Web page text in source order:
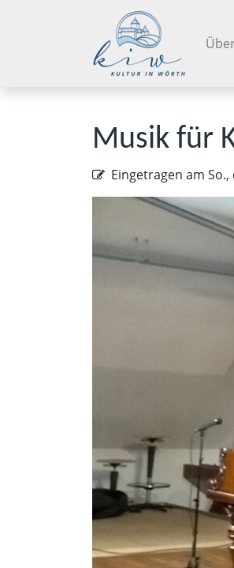
Musik für
Eingetragen am